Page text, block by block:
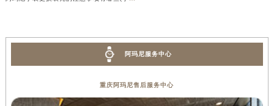
阿玛尼服务中心
重庆阿玛尼售后服务中心